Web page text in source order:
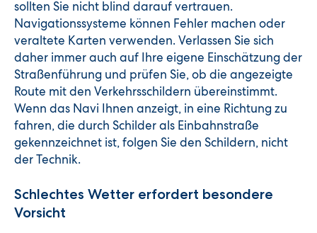
sollten Sie nicht blind darauf vertrauen.
Navigationssysteme können Fehler machen oder
veraltete Karten verwenden. Verlassen Sie sich
daher immer auch auf Ihre eigene Einschätzung der
Straßenführung und prüfen Sie, ob die angezeigte
Route mit den Verkehrsschildern übereinstimmt.
Wenn das Navi Ihnen anzeigt, in eine Richtung zu
fahren, die durch Schilder als Einbahnstraße
gekennzeichnet ist, folgen Sie den Schildern, nicht
der Technik.
Schlechtes Wetter erfordert besondere
Vorsicht